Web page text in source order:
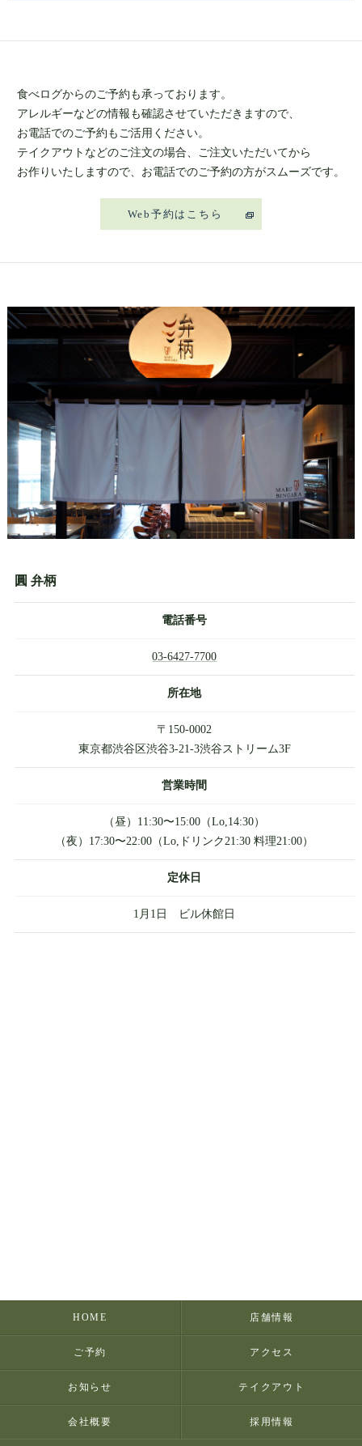
食べログからのご予約も承っております。
アレルギーなどの情報も確認させていただきますので、
お電話でのご予約もご活用ください。
テイクアウトなどのご注文の場合、ご注文いただいてから
お作りいたしますので、お電話でのご予約の方がスムーズです。
Web予約はこちら
圓 弁柄
電話番号
03-6427-7700
所在地
〒150-0002
東京都渋谷区渋谷3-21-3渋谷ストリーム3F
営業時間
（昼）11:30〜15:00（Lo,14:30）
（夜）17:30〜22:00（Lo,ドリンク21:30 料理21:00）
定休日
1月1日 ビル休館日
HOME 店舗情報
ご予約 アクセス
お知らせ テイクアウト
会社概要 採用情報